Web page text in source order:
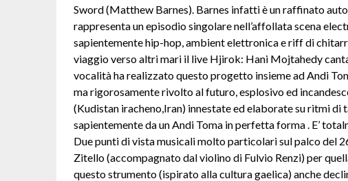
Sword (Matthew Barnes). Barnes infatti è un raffinato
rappresenta un episodio singolare nell’affollata scena
sapientemente hip-hop, ambient elettronica e riff di
viaggio verso altri mari il live Hjirok: Hani Mojtahedy
vocalità ha realizzato questo progetto insieme ad Andi
ma rigorosamente rivolto al futuro, esplosivo ed
(Kudistan iracheno,Iran) innestate ed elaborate su ritmi di
sapientemente da un Andi Toma in perfetta forma . E’
Due punti di vista musicali molto particolari sul palco del
Zitello (accompagnato dal violino di Fulvio Renzi) per
questo strumento (ispirato alla cultura gaelica) anche